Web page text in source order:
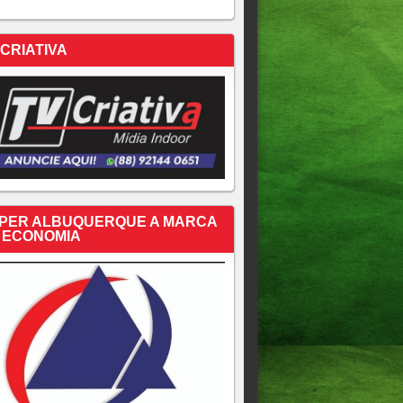
ALBUQUERQUE A MARCA
ECONOMIA